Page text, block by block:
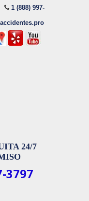
1 (888) 997-
24/7
3797